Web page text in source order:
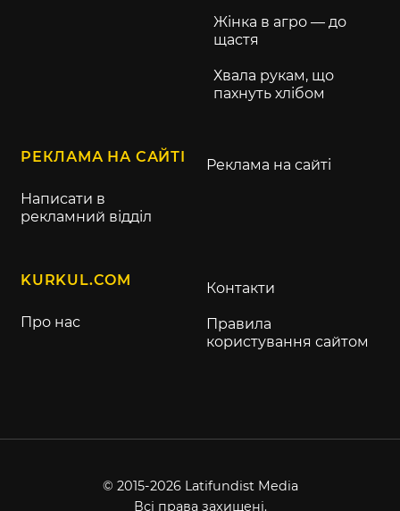
Жінка в агро — до
щастя
Хвала рукам, що
пахнуть хлібом
РЕКЛАМА НА САЙТІ
Написати в
рекламний відділ
Реклама на сайті
KURKUL.COM
Про нас
Контакти
Правила
користування сайтом
© 2015-2026 Latifundist Media
Всі права захищені.